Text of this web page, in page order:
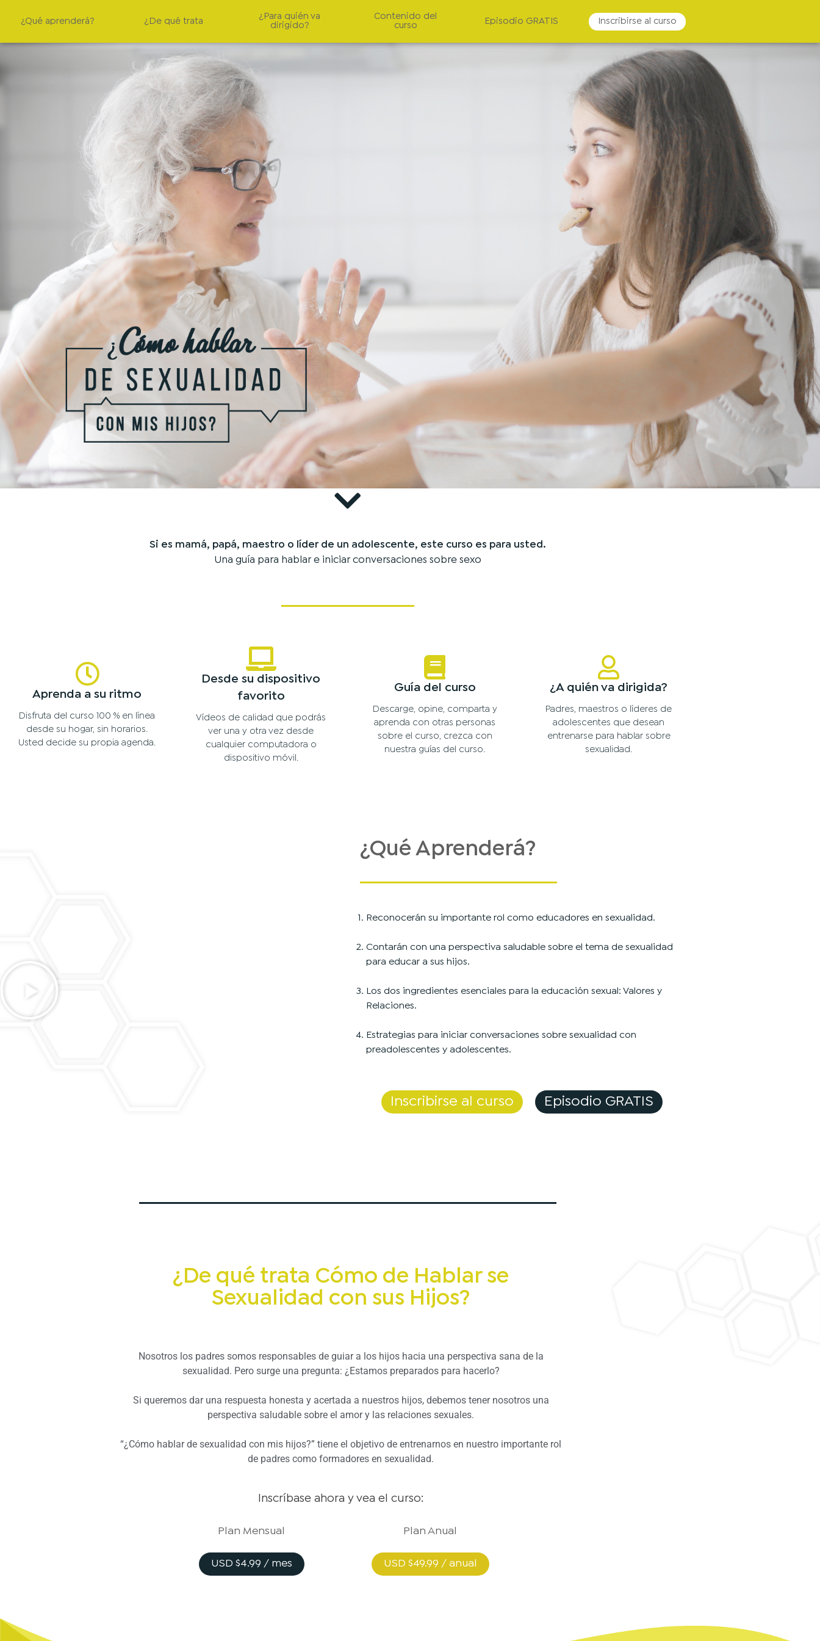
¿Qué aprenderá? ¿De qué trata
¿Para quién va
dirigido?
Contenido del
curso
Episodio GRATIS Inscribirse al curso
Si es mamá, papá, maestro o líder de un adolescente, este curso es para usted.
Una guía para hablar e iniciar conversaciones sobre sexo
Aprenda a su ritmo
Disfruta del curso 100 % en línea
desde su hogar, sin horarios.
Usted decide su propia agenda.
Desde su dispositivo
favorito
Vídeos de calidad que podrás
ver una y otra vez desde
cualquier computadora o
dispositivo móvil.
Guía del curso
Descarge, opine, comparta y
aprenda con otras personas
sobre el curso, crezca con
nuestra guías del curso.
¿A quién va dirigida?
Padres, maestros o líderes de
adolescentes que desean
entrenarse para hablar sobre
sexualidad.
¿Qué Aprenderá?
Reconocerán su importante rol como educadores en sexualidad.
Contarán con una perspectiva saludable sobre el tema de sexualidad
para educar a sus hijos.
Los dos ingredientes esenciales para la educación sexual: Valores y
Relaciones.
Estrategias para iniciar conversaciones sobre sexualidad con
preadolescentes y adolescentes.
Inscribirse al curso Episodio GRATIS
¿De qué trata Cómo de Hablar se
Sexualidad con sus Hijos?
Nosotros los padres somos responsables de guiar a los hijos hacia una perspectiva sana de la
sexualidad. Pero surge una pregunta: ¿Estamos preparados para hacerlo?
Si queremos dar una respuesta honesta y acertada a nuestros hijos, debemos tener nosotros una
perspectiva saludable sobre el amor y las relaciones sexuales.
“¿Cómo hablar de sexualidad con mis hijos?” tiene el objetivo de entrenarnos en nuestro importante rol
de padres como formadores en sexualidad.
Inscríbase ahora y vea el curso:
Plan Mensual
USD $4.99 / mes
Plan Anual
USD $49.99 / anual